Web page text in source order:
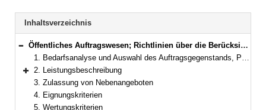
BAYERN.RECHT
letzten
Suche
Navigation
Inhaltsverzeichnis
Bereich reduzieren
Öffentliches Auftragswesen; Richtlinien über die Berücksichtigung von Umweltgesichtspunkten bei der Vergabe öffentlicher Aufträge
1. Bedarfsanalyse und Auswahl des Auftragsgegenstands, Planung von Bauvorhaben
Bereich erweitern
2. Leistungsbeschreibung
3. Zulassung von Nebenangeboten
4. Eignungskriterien
5. Wertungskriterien